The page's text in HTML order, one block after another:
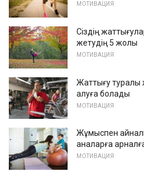
МОТИВАЦИЯ
Сіздің
жетудің 5 жолы
МОТИВАЦИЯ
Жаттығу туралы
алуға болады
МОТИВАЦИЯ
Жұмыспен
аналарға
МОТИВАЦИЯ